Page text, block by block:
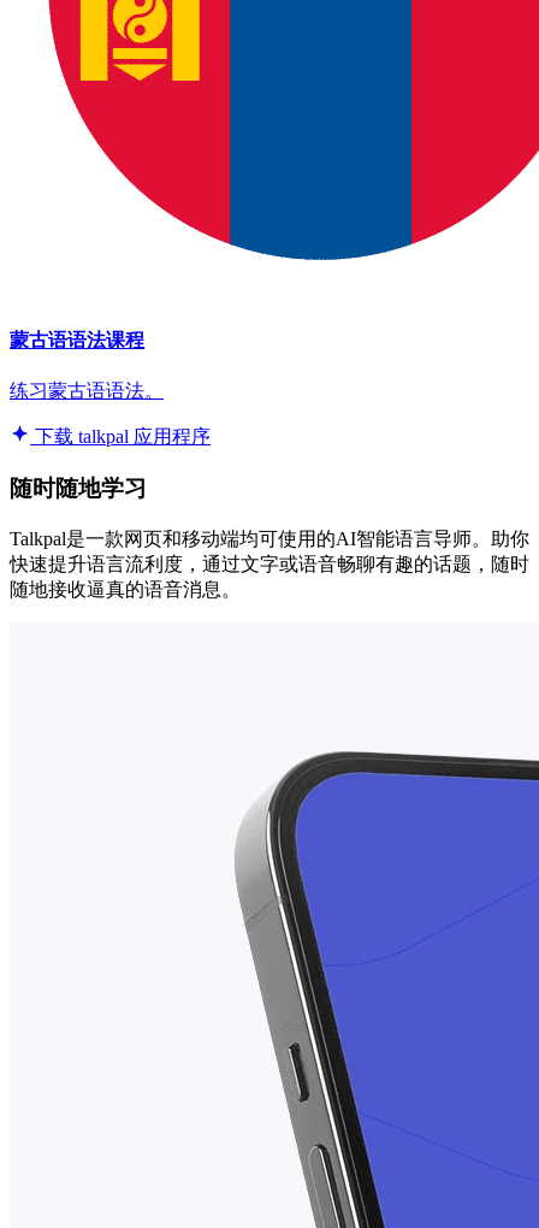
蒙古语语法课程
练习蒙古语语法。
下载 talkpal 应用程序
随时随地学习
Talkpal是一款网页和移动端均可使用的AI智能语言导师。助你
快速提升语言流利度，通过文字或语音畅聊有趣的话题，随时
随地接收逼真的语音消息。